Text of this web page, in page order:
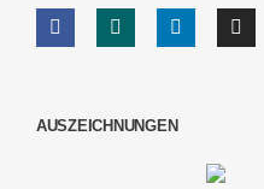
AUSZEICHNUNGEN